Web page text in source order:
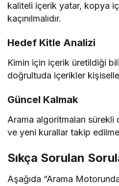
kaliteli içerik yatar, kopya
kaçınılmalıdır.
Hedef Kitle Analizi
Kimin için içerik üretildiği
doğrultuda içerikler
Güncel Kalmak
Arama algoritmaları
ve yeni kurallar takip
Sıkça Sorulan
Aşağıda “Arama